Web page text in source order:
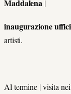
Maddalena |
inaugurazione
artisti.
Al termine | visita